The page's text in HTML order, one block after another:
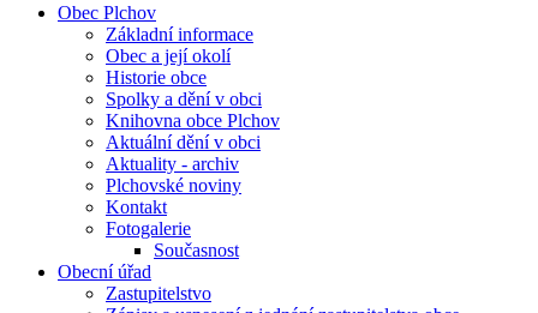
Obec Plchov
Základní informace
Obec a její okolí
Historie obce
Spolky a dění v obci
Knihovna obce Plchov
Aktuální dění v obci
Aktuality - archiv
Plchovské noviny
Kontakt
Fotogalerie
Současnost
Obecní úřad
Zastupitelstvo